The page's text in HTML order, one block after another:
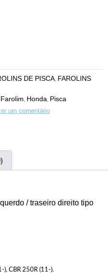
DE PISCA, FAROLINS
Farolim, Honda, Pisca
um comentário
/ traseiro direito tipo
), CBR 250R (11-).